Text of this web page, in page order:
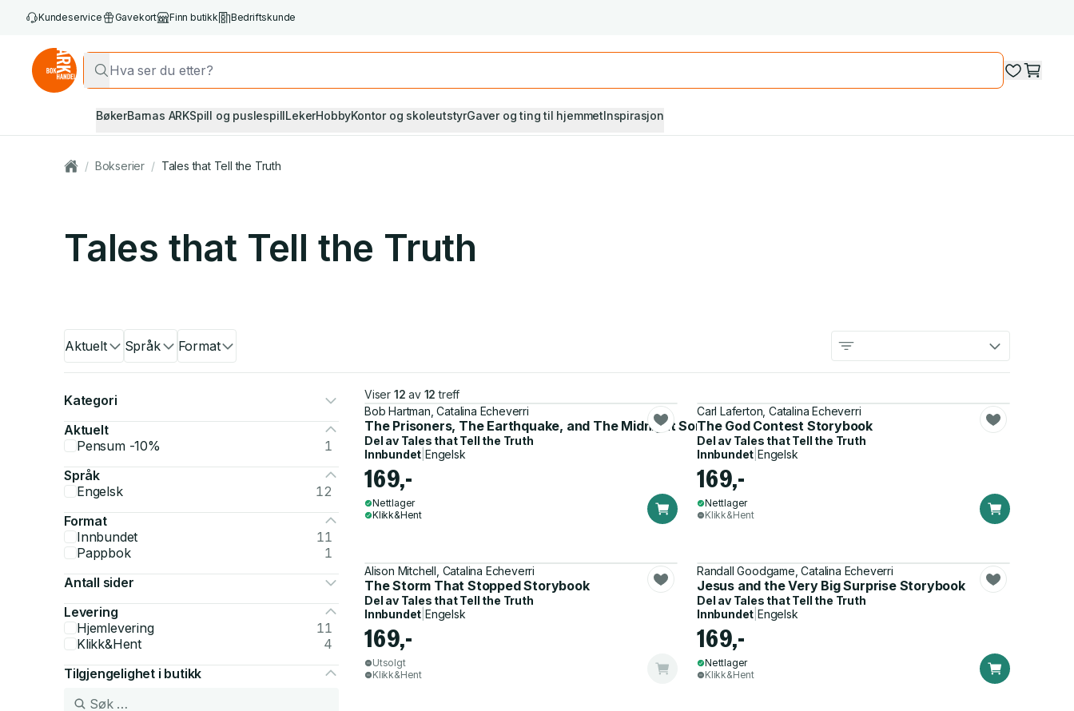
Kundeservice Gavekort Finn butikk Bedriftskunde
BøkerBarnas ARKSpill og puslespillLekerHobbyKontor og skoleutstyrGaver og ting til hjemmetInspirasjon
/ Bokserier / Tales that Tell the Truth
Tales that Tell the Truth
Aktuelt Språk Format
Kategori
Aktuelt
Pensum -10%
1
Språk
Engelsk
12
Format
Innbundet
11
Pappbok
1
Antall sider
Levering
Hjemlevering
11
Klikk&Hent
4
Tilgjengelighet i butikk
Viser 12 av 12 treff
Bob Hartman, Catalina Echeverri
The Prisoners, The Earthquake, and The Midnight Song
Del av Tales that Tell the Truth
Innbundet |Engelsk
169,-
Nettlager
Klikk&Hent
Carl Laferton, Catalina Echeverri
The God Contest Storybook
Del av Tales that Tell the Truth
Innbundet |Engelsk
169,-
Nettlager
Klikk&Hent
Alison Mitchell, Catalina Echeverri
The Storm That Stopped Storybook
Del av Tales that Tell the Truth
Innbundet |Engelsk
169,-
Utsolgt
Klikk&Hent
Randall Goodgame, Catalina Echeverri
Jesus and the Very Big Surprise Storybook
Del av Tales that Tell the Truth
Innbundet |Engelsk
169,-
Nettlager
Klikk&Hent